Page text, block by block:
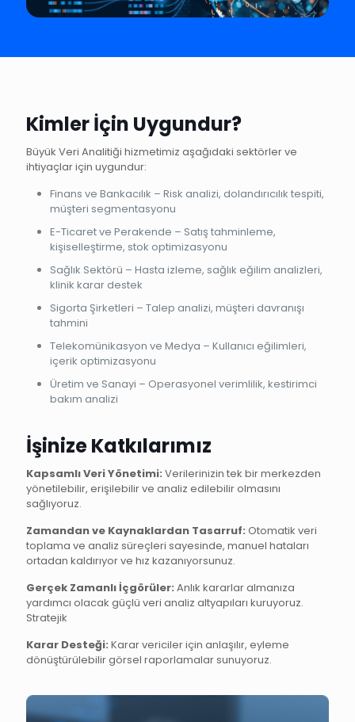
Kimler İçin Uygundur?
Büyük Veri Analitiği hizmetimiz aşağıdaki sektörler ve
ihtiyaçlar için uygundur:
Finans ve Bankacılık – Risk analizi, dolandırıcılık tespiti,
müşteri segmentasyonu
E-Ticaret ve Perakende – Satış tahminleme,
kişiselleştirme, stok optimizasyonu
Sağlık Sektörü – Hasta izleme, sağlık eğilim analizleri,
klinik karar destek
Sigorta Şirketleri – Talep analizi, müşteri davranışı
tahmini
Telekomünikasyon ve Medya – Kullanıcı eğilimleri,
içerik optimizasyonu
Üretim ve Sanayi – Operasyonel verimlilik, kestirimci
bakım analizi
İşinize Katkılarımız
Kapsamlı Veri Yönetimi: Verilerinizin tek bir merkezden
yönetilebilir, erişilebilir ve analiz edilebilir olmasını
sağlıyoruz.
Zamandan ve Kaynaklardan Tasarruf: Otomatik veri
toplama ve analiz süreçleri sayesinde, manuel hataları
ortadan kaldırıyor ve hız kazanıyorsunuz.
Gerçek Zamanlı İçgörüler: Anlık kararlar almanıza
yardımcı olacak güçlü veri analiz altyapıları kuruyoruz.
Stratejik
Karar Desteği: Karar vericiler için anlaşılır, eyleme
dönüştürülebilir görsel raporlamalar sunuyoruz.